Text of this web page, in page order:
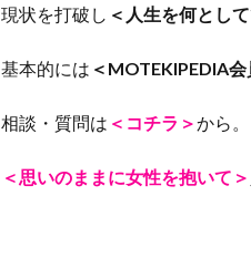
現状を打破し ＜人生を何とし
基本的には ＜MOTEKIPEDIA会
相談・質問は ＜コチラ ＞から。
＜思いのままに女性を抱いて＞